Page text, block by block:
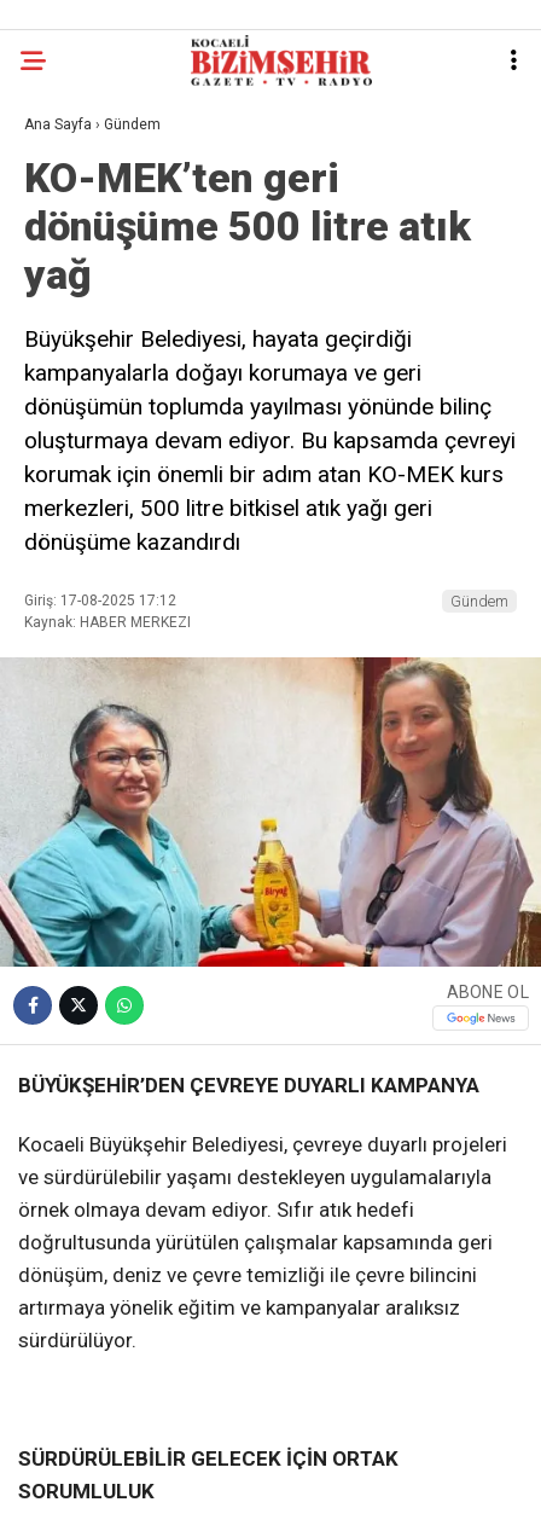
Ana Sayfa › Gündem
KO-MEK’ten geri
dönüşüme 500 litre atık
yağ
Büyükşehir Belediyesi, hayata geçirdiği
kampanyalarla doğayı korumaya ve geri
dönüşümün toplumda yayılması yönünde bilinç
oluşturmaya devam ediyor. Bu kapsamda çevreyi
korumak için önemli bir adım atan KO-MEK kurs
merkezleri, 500 litre bitkisel atık yağı geri
dönüşüme kazandırdı
Giriş: 17-08-2025 17:12
Kaynak: HABER MERKEZI
Gündem
ABONE OL
BÜYÜKŞEHİR’DEN ÇEVREYE DUYARLI KAMPANYA
Kocaeli Büyükşehir Belediyesi, çevreye duyarlı projeleri
ve sürdürülebilir yaşamı destekleyen uygulamalarıyla
örnek olmaya devam ediyor. Sıfır atık hedefi
doğrultusunda yürütülen çalışmalar kapsamında geri
dönüşüm, deniz ve çevre temizliği ile çevre bilincini
artırmaya yönelik eğitim ve kampanyalar aralıksız
sürdürülüyor.
SÜRDÜRÜLEBİLİR GELECEK İÇİN ORTAK
SORUMLULUK